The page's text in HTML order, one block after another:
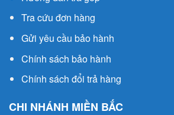
Tra cứu đơn hàng
Gửi yêu cầu bảo hành
Chính sách bảo hành
Chính sách đổi trả hàng
CHI NHÁNH MIỀN BẮC